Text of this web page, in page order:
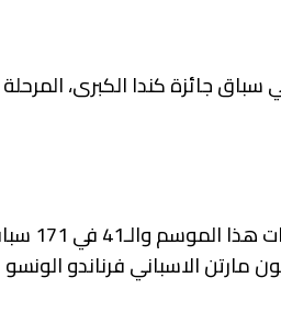
جائزة كندا الكبرى، المرحلة
وقاد فيرستابن الذي حقق فوزه الثاني تواليا في كندا والرابع
على سائقي استون مارتن الاسباني فرناندو الونسو